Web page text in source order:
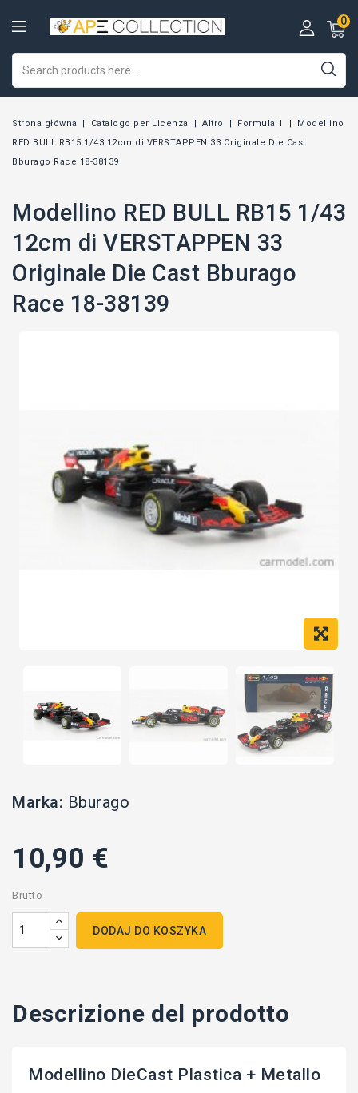
0
Strona główna Catalogo per Licenza Altro Formula 1
Modellino
RED BULL RB15 1/43 12cm di VERSTAPPEN 33 Originale Die Cast
Bburago Race 18-38139
Modellino RED BULL RB15 1/43
12cm di VERSTAPPEN 33
Originale Die Cast Bburago
Race 18-38139
Marka: Bburago
10,90 €
Brutto
DODAJ DO KOSZYKA
Descrizione del prodotto
Modellino DieCast Plastica + Metallo